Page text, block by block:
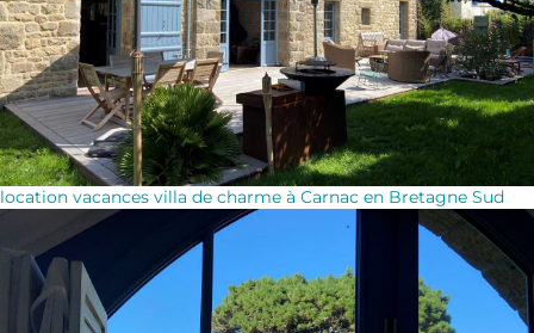
location vacances villa de charme à Carnac en Bretagne Sud